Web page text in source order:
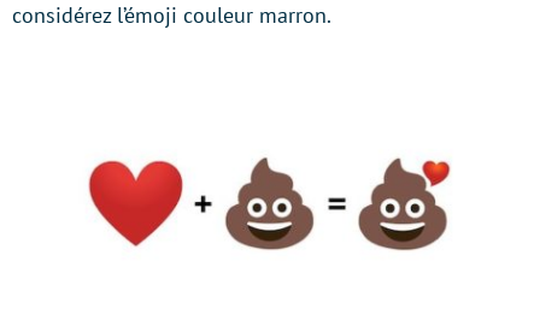
considérez l’émoji couleur marron.